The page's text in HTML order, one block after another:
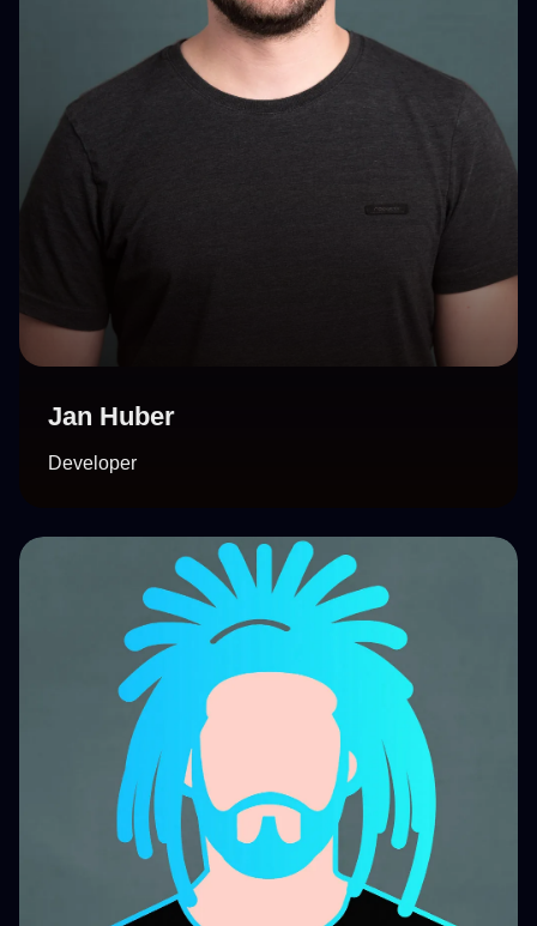
Jan Huber
Developer